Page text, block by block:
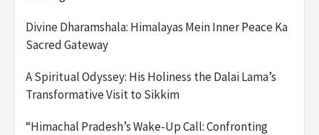
Divine Dharamshala: Himalayas Mein Inner Peace Ka
Sacred Gateway
A Spiritual Odyssey: His Holiness the Dalai Lama’s
Transformative Visit to Sikkim
“Himachal Pradesh’s Wake-Up Call: Confronting